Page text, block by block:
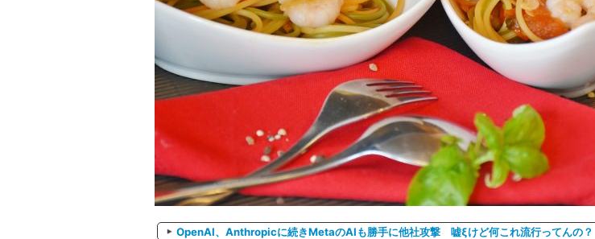
OpenAI、Anthropicに続きMetaのAIも勝手に他社攻撃 嘘ξけど何これ流行ってんの？